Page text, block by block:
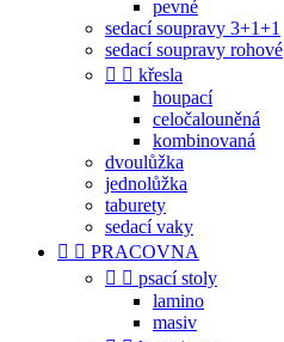
pevné
sedací soupravy 3+1+1
sedací soupravy rohové
  křesla
houpací
celočalouněná
kombinovaná
dvoulůžka
jednolůžka
taburety
sedací vaky
  PRACOVNA
  psací stoly
lamino
masiv